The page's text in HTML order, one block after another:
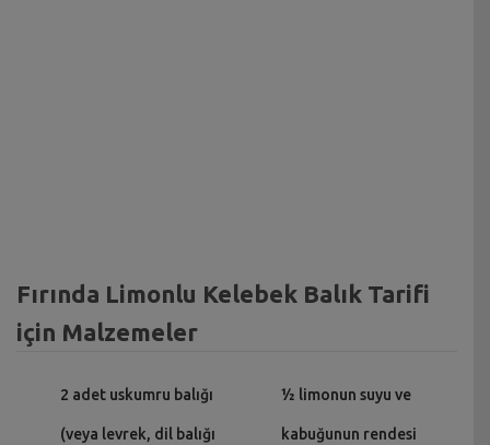
Fırında Limonlu Kelebek Balık Tarifi
için Malzemeler
2 adet uskumru balığı
(veya levrek, dil balığı
½ limonun suyu ve
kabuğunun rendesi